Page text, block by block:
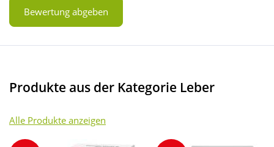
Bewertung abgeben
Produkte aus der Kategorie Leber
Alle Produkte anzeigen